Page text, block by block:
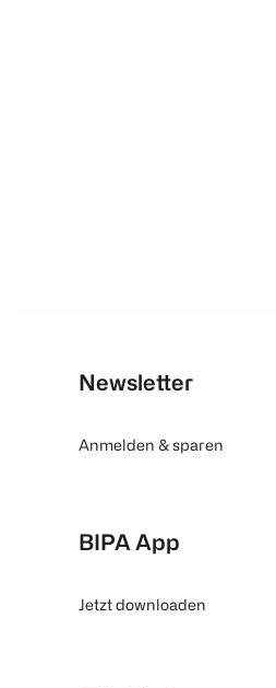
Newsletter
Anmelden & sparen
BIPA App
Jetzt downloaden